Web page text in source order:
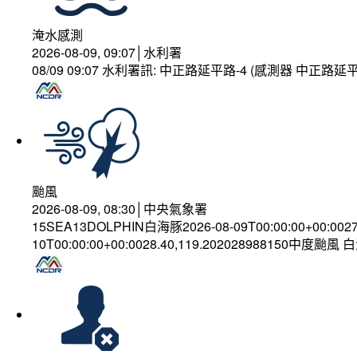
淹水感測
2026-08-09, 09:07│水利署
08/09 09:07 水利署訊: 中正路延平路-4 (感測器 中正路
颱風
2026-08-09, 08:30│中央氣象署
15SEA13DOLPHIN白海豚2026-08-
10T00:00:00+00:0028.40,119.202028988150中度颱風